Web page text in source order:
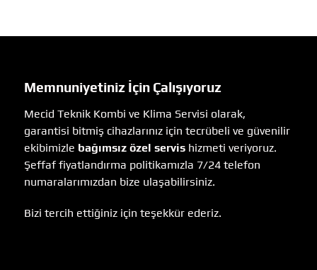
Memnuniyetiniz İçin Çalışıyoruz
Mecid Teknik Kombi ve Klima Servisi olarak,
garantisi bitmiş cihazlarınız için tecrübeli ve güvenilir
ekibimizle bağımsız özel servis hizmeti veriyoruz.
Şeffaf fiyatlandırma politikamızla 7/24 telefon
numaralarımızdan bize ulaşabilirsiniz.
Bizi tercih ettiğiniz için teşekkür ederiz.